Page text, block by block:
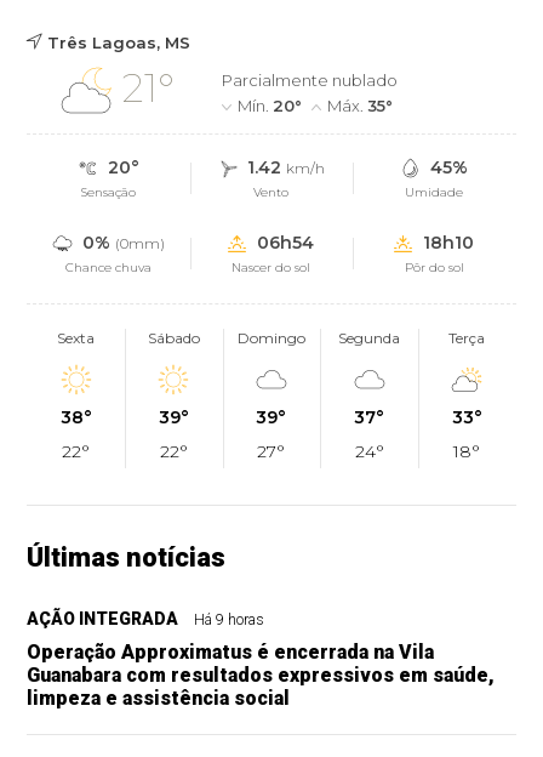
Três Lagoas, MS
21°
Parcialmente nublado
Mín. 20° Máx.35°
20°
Sensação
1.42 km/h
Vento
45%
Umidade
0% (0mm)
Chance chuva
06h54
Nascer do sol
18h10
Pôr do sol
Sexta
38°
22°
Sábado
39°
22°
Domingo
39°
27°
Segunda
37°
24°
Terça
33°
18°
Últimas notícias
AÇÃO INTEGRADA Há 9 horas
Operação Approximatus é encerrada na Vila
Guanabara com resultados expressivos em saúde,
limpeza e assistência social